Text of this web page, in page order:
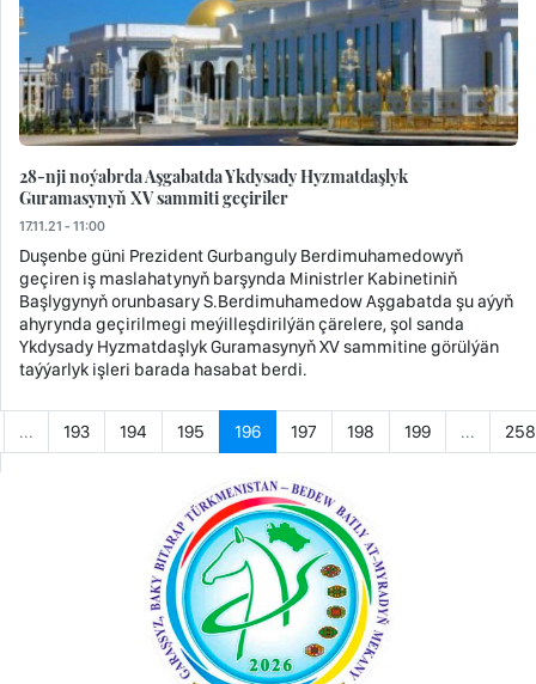
28-nji noýabrda Aşgabatda Ykdysady Hyzmatdaşlyk
Guramasynyň XV sammiti geçiriler
17.11.21 - 11:00
Duşenbe güni Prezident Gurbanguly Berdimuhamedowyň
geçiren iş maslahatynyň barşynda Ministrler Kabinetiniň
Başlygynyň orunbasary S.Berdimuhamedow Aşgabatda şu aýyň
ahyrynda geçirilmegi meýilleşdirilýän çärelere, şol sanda
Ykdysady Hyzmatdaşlyk Guramasynyň XV sammitine görülýän
taýýarlyk işleri barada hasabat berdi.
... 193 194 195 196 197 198 199 ... 258